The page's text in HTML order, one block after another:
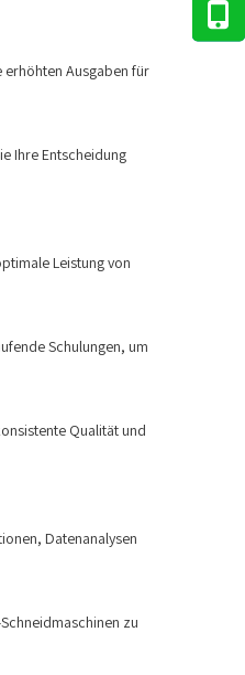
erhöhten Ausgaben für
Ihre Entscheidung
Leistung von
Schulungen, um
Qualität und
Datenanalysen
zu